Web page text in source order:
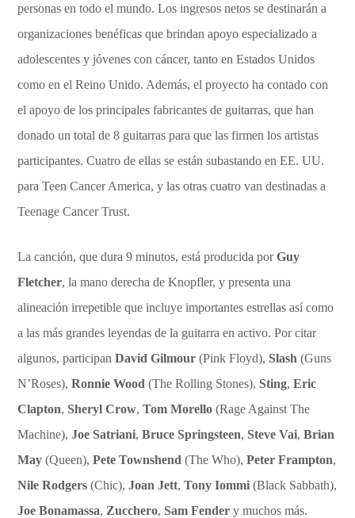
personas en todo el mundo. Los ingresos netos se destinarán a
organizaciones benéficas que brindan apoyo especializado a
adolescentes y jóvenes con cáncer, tanto en Estados Unidos
como en el Reino Unido. Además, el proyecto ha contado con
el apoyo de los principales fabricantes de guitarras, que han
donado un total de 8 guitarras para que las firmen los artistas
participantes. Cuatro de ellas se están subastando en EE. UU.
para Teen Cancer America, y las otras cuatro van destinadas a
Teenage Cancer Trust.
La canción, que dura 9 minutos, está producida porGuy
Fletcher, la mano derecha de Knopfler, y presenta una
alineación irrepetible que incluye importantes estrellas así como
a las más grandes leyendas de la guitarra en activo. Por citar
algunos, participanDavid Gilmour (Pink Floyd), Slash (Guns
N’Roses),Ronnie Wood (The Rolling Stones), Sting,Eric
Clapton, Sheryl Crow,Tom Morello (Rage Against The
Machine),Joe Satriani,Bruce Springsteen, Steve Vai,Brian
May (Queen),Pete Townshend (The Who),Peter Frampton,
Nile Rodgers (Chic),Joan Jett,Tony Iommi (Black Sabbath),
Joe Bonamassa, Zucchero, Sam Fender y muchos más.